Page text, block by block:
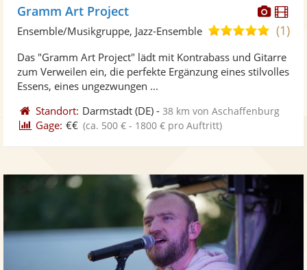
Fotos
Gramm Art Project
5,0
5
(1)
Ensemble/Musikgruppe, Jazz-Ensemble
Das "Gramm Art Project" lädt mit Kontrabass und Gitarre
zum Verweilen ein, die perfekte Ergänzung eines stilvolles
Essens, eines ungezwungen ...
Standort: Darmstadt (DE) -38 km von Aschaffenburg
Gage: €€ (ca. 500 € - 1800 € pro Auftritt)